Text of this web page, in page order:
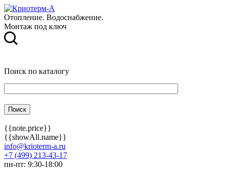
Отопление. Водоснабжение.
Монтаж под ключ
Поиск по каталогу
{{note.price}}
{{showAll.name}}
info@krioterm-a.ru
+7 (499) 213-43-17
пн-пт: 9:30-18:00